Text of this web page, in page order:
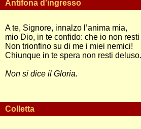
Antifona d'ingresso
A te, Signore, innalzo l’anima mia,
mio Dio, in te confido: che io non
Non trionfino su di me i miei nemici!
Chiunque in te spera non resti
Non si dice il Gloria.
Colletta